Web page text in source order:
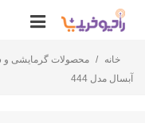
خانه / محصولات گرمایشی
آبسال مدل 444